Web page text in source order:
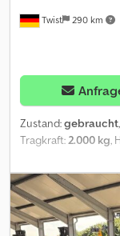
Twist 290 km
Zustand:gebraucht
Tragkraft: 2.000 kg ,
Vorderreifengröße:
SE , Farbe:Sonstige,
Zinkenverstellgerät,
Dachabdeckung,